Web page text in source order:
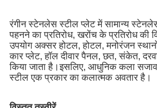
रंगीन स्टेनलेस स्टील प्लेट में सामान्य
पहनने का प्रतिरोध, खरोंच के प्रतिरोध की
उपयोग अक्सर होटल, होटल, मनोरंजन
कार प्लेट, हॉल दीवार पैनल, छत, संकेत,
किया जाता है।इसलिए, आधुनिक कला
स्टील एक प्रकार का कलात्मक अवतार है।